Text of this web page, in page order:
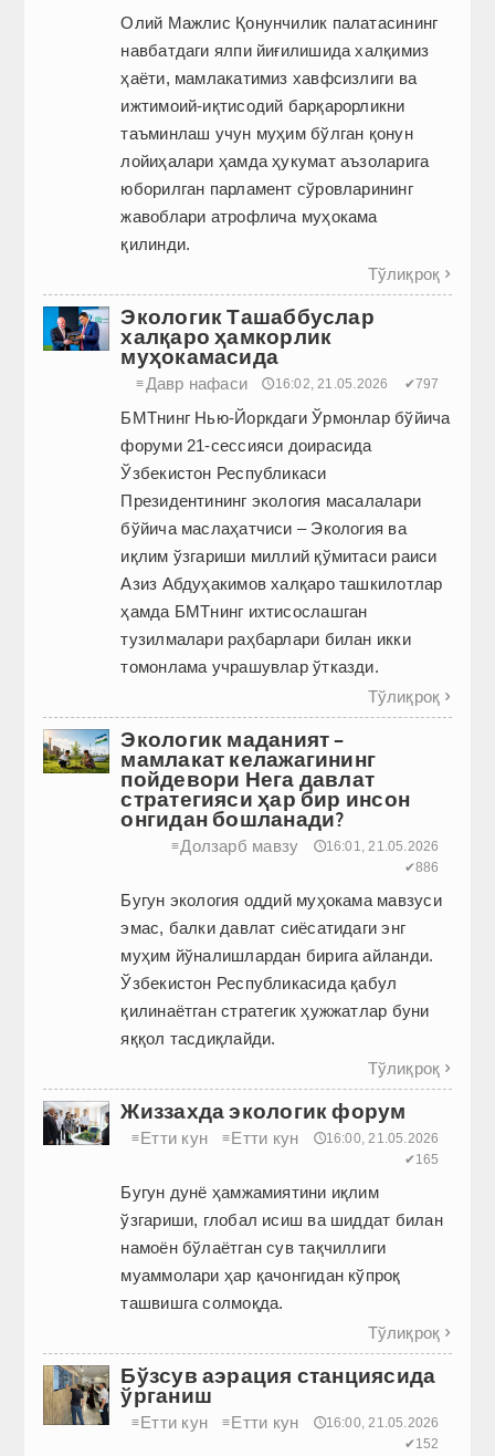
Олий Мажлис Қонунчилик палатасининг
навбатдаги ялпи йиғилишида халқимиз
ҳаёти, мамлакатимиз хавфсизлиги ва
ижтимоий-иқтисодий барқарорликни
таъминлаш учун муҳим бўлган қонун
лойиҳалари ҳамда ҳукумат аъзоларига
юборилган парламент сўровларининг
жавоблари атрофлича муҳокама
қилинди.
Тўлиқроқ 
Экологик Ташаббуслар
халқаро ҳамкорлик
муҳокамасида
≡ Давр нафаси 🕔16:02, 21.05.2026 ✔797
БМТнинг Нью-Йоркдаги Ўрмонлар бўйича
форуми 21-сессияси доирасида
Ўзбекистон Республикаси
Президентининг экология масалалари
бўйича маслаҳатчиси – Экология ва
иқлим ўзгариши миллий қўмитаси раиси
Азиз Абдуҳакимов халқаро ташкилотлар
ҳамда БМТнинг ихтисослашган
тузилмалари раҳбарлари билан икки
томонлама учрашувлар ўтказди.
Тўлиқроқ 
Экологик маданият –
мамлакат келажагининг
пойдевори Нега давлат
стратегияси ҳар бир инсон
онгидан бошланади?
≡Долзарб мавзу
🕔16:01, 21.05.2026
✔886
Бугун экология оддий муҳокама мавзуси
эмас, балки давлат сиёсатидаги энг
муҳим йўналишлардан бирига айланди.
Ўзбекистон Республикасида қабул
қилинаётган стратегик ҳужжатлар буни
яққол тасдиқлайди.
Тўлиқроқ 
Жиззахда экологик форум
≡Етти кун ≡Етти кун
🕔16:00, 21.05.2026
✔165
Бугун дунё ҳамжамиятини иқлим
ўзгариши, глобал исиш ва шиддат билан
намоён бўлаётган сув тақчиллиги
муаммолари ҳар қачонгидан кўпроқ
ташвишга солмоқда.
Тўлиқроқ 
Бўзсув аэрация станциясида
ўрганиш
≡Етти кун ≡Етти кун
🕔16:00, 21.05.2026
✔152